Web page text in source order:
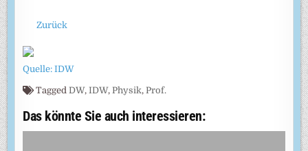
Zurück
Quelle: IDW
TaggedDW,IDW,Physik,Prof.
Das könnte Sie auch interessieren: